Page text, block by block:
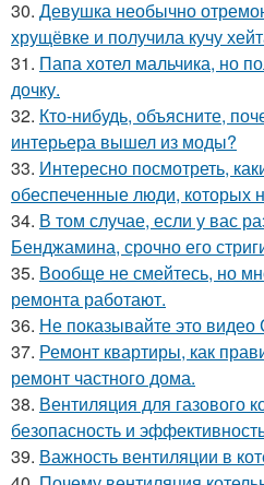
30. Девушка необычно
хрущёвке и получила кучу
31. Папа хотел мальчика, но
дочку.
32. Кто-нибудь, объясните,
интерьера вышел из моды?
33. Интересно посмотреть,
обеспеченные люди, которых
34. В том случае, если у вас
Бенджамина, срочно его
35. Вообще не смейтесь, но
ремонта работают.
36. Не показывайте это
37. Ремонт квартиры, как
ремонт частного дома.
38. Вентиляция для газового
безопасность и
39. Важность вентиляции в